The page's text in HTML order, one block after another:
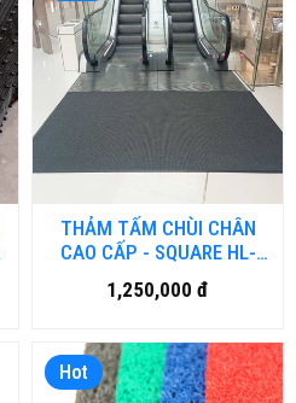
THẢM TẤM CHÙI CHÂN
CAO CẤP - SQUARE HL-
CC.HN
1,250,000 đ
Hot